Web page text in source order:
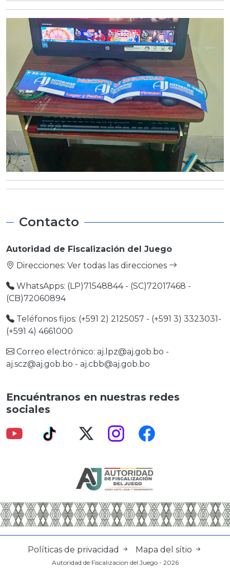
Contacto
Autoridad de Fiscalización del Juego
Direcciones: Ver todas las direcciones
WhatsApps: (LP)71548844 - (SC)72017468 -
(CB)72060894
Teléfonos fijos: (+591 2) 2125057 - (+591 3) 3323031-
(+591 4) 4661000
Correo electrónico: aj.lpz@aj.gob.bo -
aj.scz@aj.gob.bo - aj.cbb@aj.gob.bo
Encuéntranos en nuestras redes
sociales
Políticas de privacidad Mapa del sítio
Autoridad de Fiscalizacion del Juego - 2026